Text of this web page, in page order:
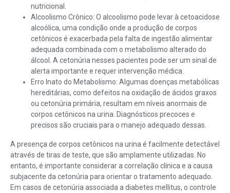
nutricional.
Alcoolismo Crônico: O alcoolismo pode levar à cetoacidose
alcoólica, uma condição onde a produção de corpos
cetônicos é exacerbada pela falta de ingestão alimentar
adequada combinada com o metabolismo alterado do
álcool. A cetonúria nesses pacientes pode ser um sinal de
alerta importante e requer intervenção médica.
Erro Inato do Metabolismo: Algumas doenças metabólicas
hereditárias, como defeitos na oxidação de ácidos graxos
ou cetonúria primária, resultam em níveis anormais de
corpos cetônicos na urina. Diagnósticos precoces e
precisos são cruciais para o manejo adequado dessas.
A presença de corpos cetônicos na urina é facilmente detectável
através de tiras de teste, que são amplamente utilizadas. No
entanto, é importante considerar a correlação clínica e a causa
subjacente da cetonúria para orientar o tratamento adequado.
Em casos de cetonúria associada a diabetes mellitus, o controle